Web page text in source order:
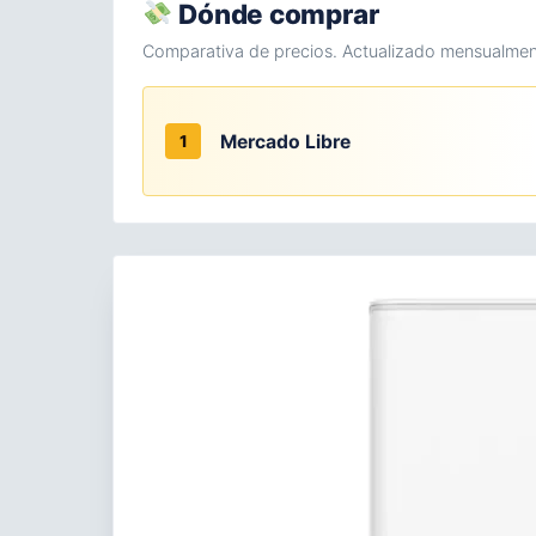
Dónde comprar
Comparativa de precios. Actualizado
1 Mercado Libre